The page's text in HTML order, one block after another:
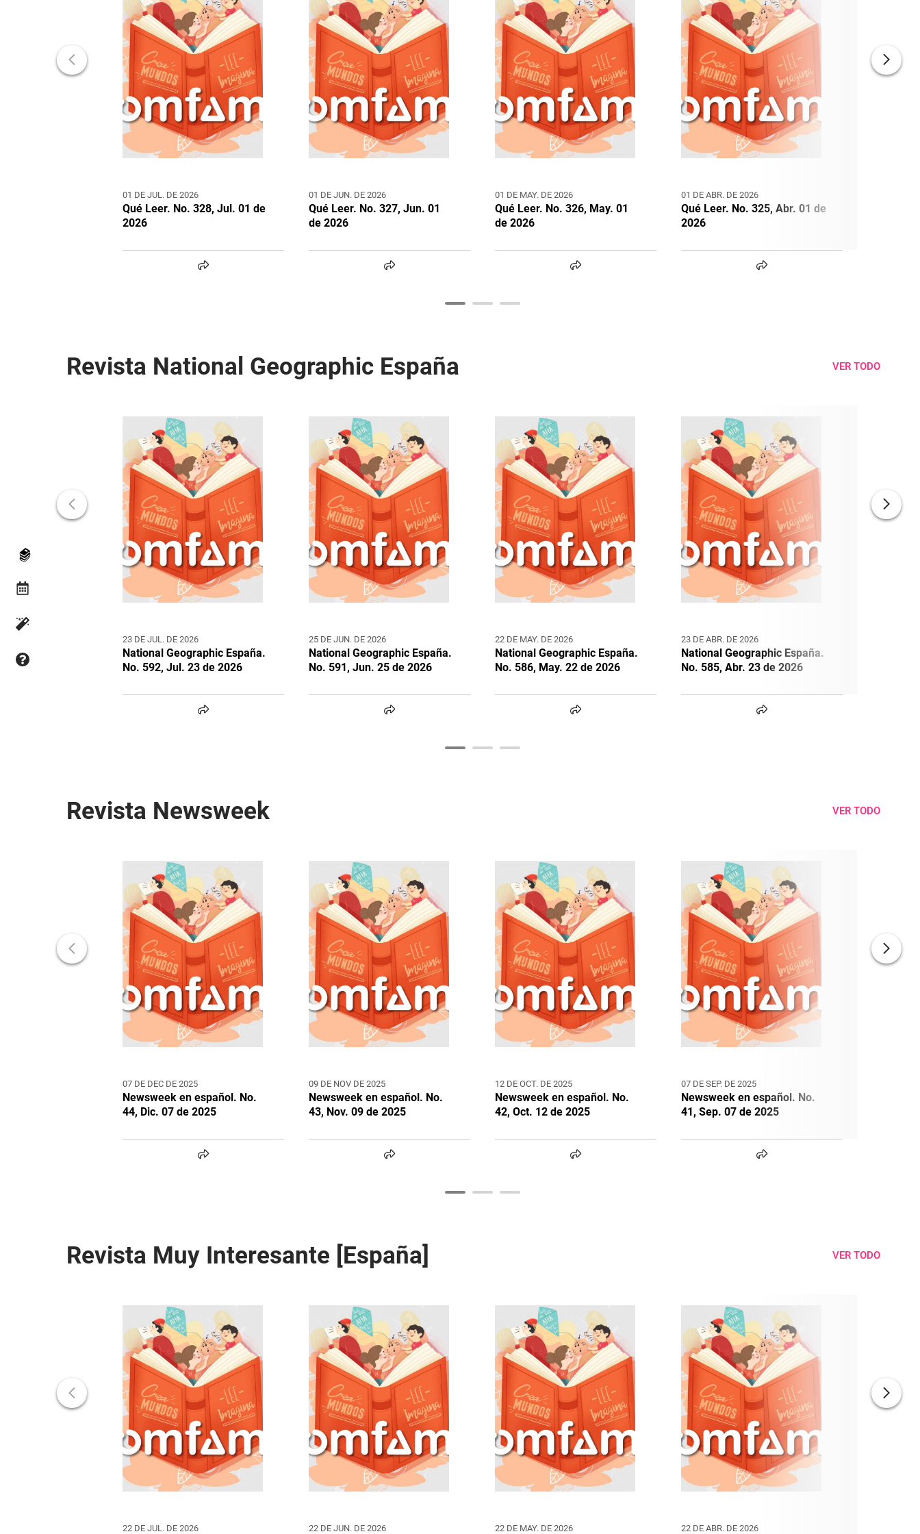
01 DE JUL. DE 2026
Qué Leer. No. 328, Jul. 01 de
2026
01 DE JUN. DE 2026
Qué Leer. No. 327, Jun. 01
de 2026
01 DE MAY. DE 2026
Qué Leer. No. 326, May. 01
de 2026
01 DE ABR. DE 2026
Qué Leer. No. 325, Abr. 01 de
2026
Revista National Geographic España VER TODO
23 DE JUL. DE 2026
National Geographic España.
No. 592, Jul. 23 de 2026
25 DE JUN. DE 2026
National Geographic España.
No. 591, Jun. 25 de 2026
22 DE MAY. DE 2026
National Geographic España.
No. 586, May. 22 de 2026
23 DE ABR. DE 2026
National Geographic España.
No. 585, Abr. 23 de 2026
Revista Newsweek VER TODO
07 DE DEC DE 2025
Newsweek en español. No.
44, Dic. 07 de 2025
09 DE NOV DE 2025
Newsweek en español. No.
43, Nov. 09 de 2025
12 DE OCT. DE 2025
Newsweek en español. No.
42, Oct. 12 de 2025
07 DE SEP. DE 2025
Newsweek en español. No.
41, Sep. 07 de 2025
Revista Muy Interesante [España] VER TODO
22 DE JUL. DE 2026 22 DE JUN. DE 2026 22 DE MAY. DE 2026 22 DE ABR. DE 2026